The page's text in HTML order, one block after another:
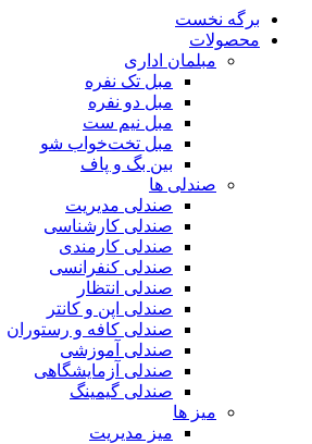
برگه نخست
محصولات
مبلمان اداری
مبل تک نفره
مبل دو نفره
مبل نیم ست
مبل تخت‌خواب شو
بین بگ و پاف
صندلی ها
صندلی مدیریت
صندلی کارشناسی
صندلی کارمندی
صندلی کنفرانسی
صندلی انتظار
صندلی اپن و کانتر
صندلی کافه و رستوران
صندلی آموزشی
صندلی آزمایشگاهی
صندلی گیمینگ
میز ها
میز مدیریت